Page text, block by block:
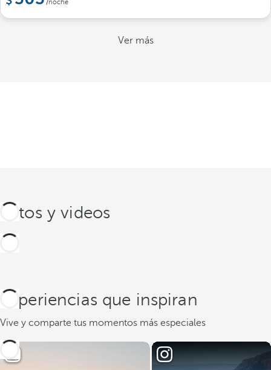
/noche
Ver más
Fotos y videos
Experiencias que inspiran
Vive y comparte tus momentos más especiales